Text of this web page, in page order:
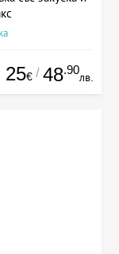
25€ / 48.90
лв.